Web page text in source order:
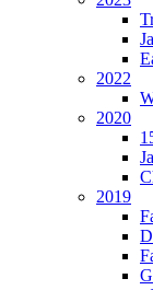
2022
2020
2019